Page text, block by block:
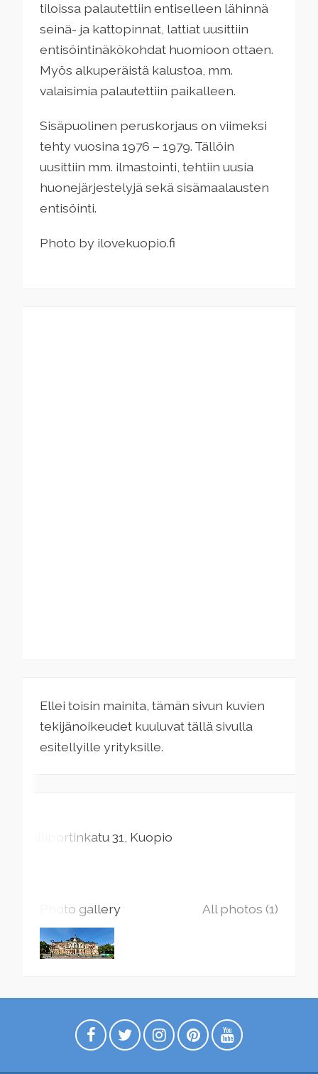
tiloissa palautettiin entiselleen lähinnä
seinä- ja kattopinnat, lattiat uusittiin
entisöintinäkökohdat huomioon ottaen.
Myös alkuperäistä kalustoa, mm.
valaisimia palautettiin paikalleen.
Sisäpuolinen peruskorjaus on viimeksi
tehty vuosina 1976 – 1979. Tällöin
uusittiin mm. ilmastointi, tehtiin uusia
huonejärjestelyjä sekä sisämaalausten
entisöinti.
Photo by ilovekuopio.fi
Ellei toisin mainita, tämän sivun kuvien
tekijänoikeudet kuuluvat tällä sivulla
esitellyille yrityksille.
Tulliportinkatu31 Kuopio
Photo gallery All photos (1)